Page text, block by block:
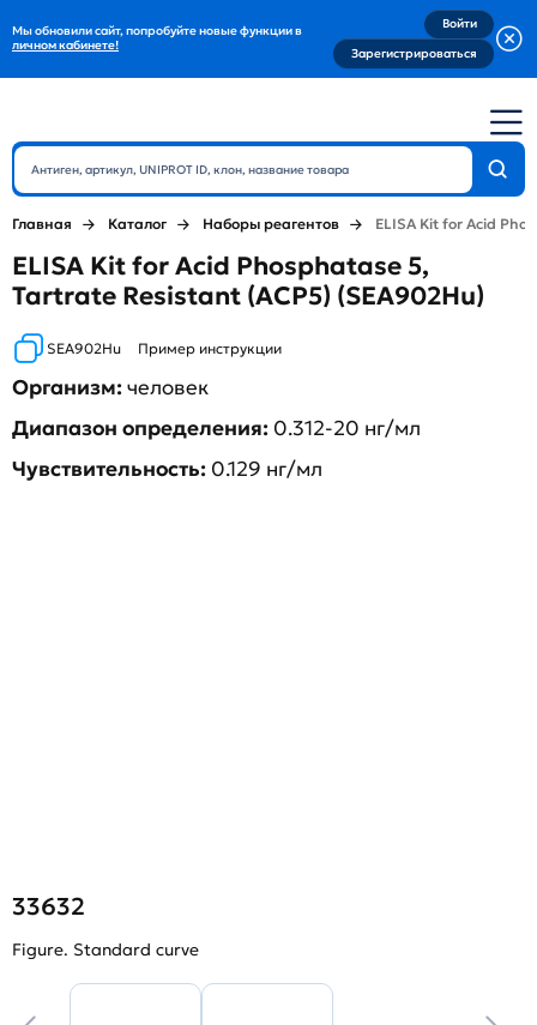
Мы обновили сайт, попробуйте новые функции в
личном кабинете!
Войти
Зарегистрироваться
Главная Каталог Наборы реагентов ELISA Kit for Acid
ELISA Kit for Acid Phosphatase 5,
Tartrate Resistant (ACP5) (SEA902Hu)
SEA902Hu Пример инструкции
Организм:человек
Диапазон определения: 0.312-20 нг/мл
Чувствительность: 0.129 нг/мл
33632
Figure. Standard curve